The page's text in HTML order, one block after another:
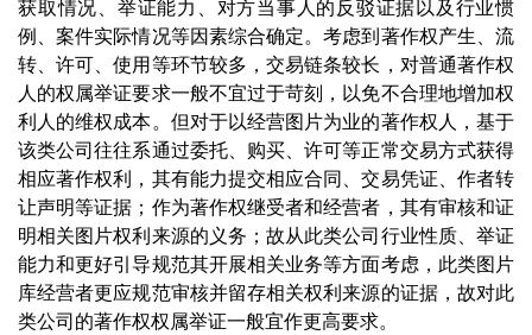
获取情况、举证能力、对方当事人的反驳证据以及行业惯
例、案件实际情况等因素综合确定。考虑到著作权产生、流
转、许可、使用等环节较多，交易链条较长，对普通著作权
人的权属举证要求一般不宜过于苛刻，以免不合理地增加权
利人的维权成本。但对于以经营图片为业的著作权人，基于
该类公司往往系通过委托、购买、许可等正常交易方式获得
相应著作权利，其有能力提交相应合同、交易凭证、作者转
让声明等证据；作为著作权继受者和经营者，其有审核和证
明相关图片权利来源的义务；故从此类公司行业性质、举证
能力和更好引导规范其开展相关业务等方面考虑，此类图片
库经营者更应规范审核并留存相关权利来源的证据，故对此
类公司的著作权权属举证一般宜作更高要求。